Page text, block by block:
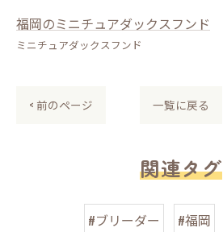
福岡のミニチュアダックスフンド
ミニチュアダックスフンド
< 前のページ 一覧に戻る
関連タグ
#ブリーダー #福岡